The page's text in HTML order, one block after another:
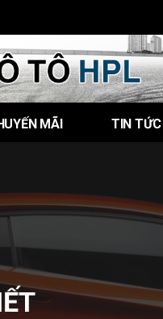
MÃI TIN TỨC